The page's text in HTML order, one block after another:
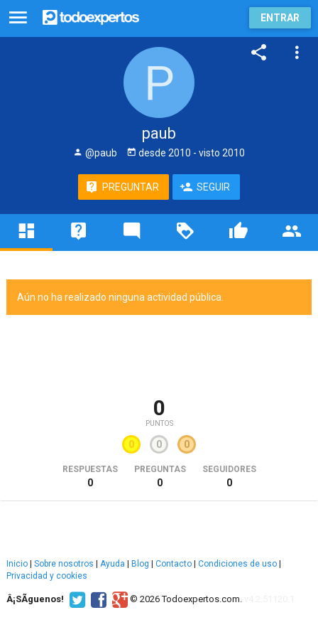
ENTRAR
paub
@paub desde 2010 - visto 2010
PREGUNTAR SEGUIR
Aún no ha realizado ninguna actividad pública.
0
PUNTOS
0 0 0
RESPUESTAS
0
PREGUNTAS
0
SEGUIDORES
0
Inicio Sobre nosotros Ayuda Blog Contacto Condiciones de uso
Privacidad y cookies
Â¡SÃ­guenos! © 2026 Todoexpertos.com.